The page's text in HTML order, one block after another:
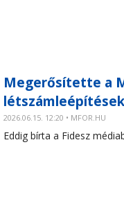
Megerősítette a
2026.06.15. 12:20 • MFOR.HU
Eddig bírta a Fidesz